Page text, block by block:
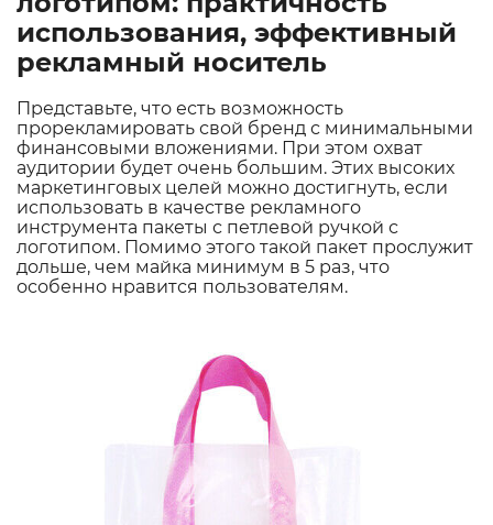
использования, эффективный
рекламный носитель
Представьте, что есть возможность
прорекламировать свой бренд с минимальными
финансовыми вложениями. При этом охват
аудитории будет очень большим. Этих высоких
маркетинговых целей можно достигнуть, если
использовать в качестве рекламного
инструмента пакеты с петлевой ручкой с
логотипом. Помимо этого такой пакет прослужит
дольше, чем майка минимум в 5 раз, что
особенно нравится пользователям.